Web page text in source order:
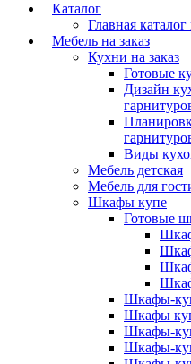
Каталог
Главная каталог
Мебель на заказ
Кухни на заказ
Готовые
Дизайн
Виды
Мебель детская
Мебель для
Шкафы купе
Готовые
Шкафы-
Шкафы
Шкафы-
Шкафы-